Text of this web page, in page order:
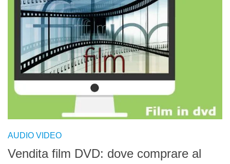
AUDIO VIDEO
Vendita film DVD: dove comprare al